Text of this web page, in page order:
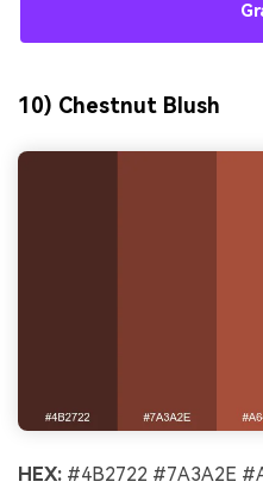
10) Chestnut Blush
HEX: #4B2722 #7A3A2E